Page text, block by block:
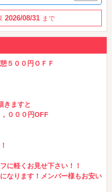
2026/08/31 まで
５００円ＯＦＦ
きますと
０００円OFF
に軽くお見せ下さい！！
なります！メンバー様もお安い